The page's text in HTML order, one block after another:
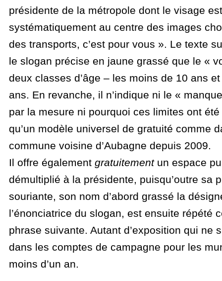
présidente de la métropole dont le visage est
systématiquement au centre des images
des transports, c’est pour vous ». Le texte
le slogan précise en jaune grassé que le «
deux classes d’âge – les moins de 10 ans
ans. En revanche, il n’indique ni le «
par la mesure ni pourquoi ces limites ont
qu’un modèle universel de gratuité comme
commune voisine d’Aubagne depuis 2009.
Il offre également gratuitementun espace
démultiplié à la présidente, puisqu’outre sa
souriante, son nom d’abord grassé la
l’énonciatrice du slogan, est ensuite répété
phrase suivante. Autant d’exposition qui ne
dans les comptes de campagne pour les
moins d’un an.